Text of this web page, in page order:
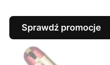
Sprawdź promocje